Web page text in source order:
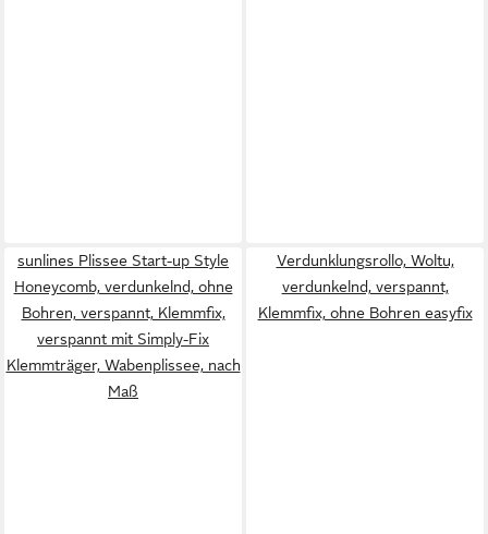
sunlines Plissee Start-up Style
Honeycomb, verdunkelnd, ohne
Bohren, verspannt, Klemmfix,
verspannt mit Simply-Fix
Klemmträger, Wabenplissee, nach
Maß
Verdunklungsrollo, Woltu,
verdunkelnd, verspannt,
Klemmfix, ohne Bohren easyfix